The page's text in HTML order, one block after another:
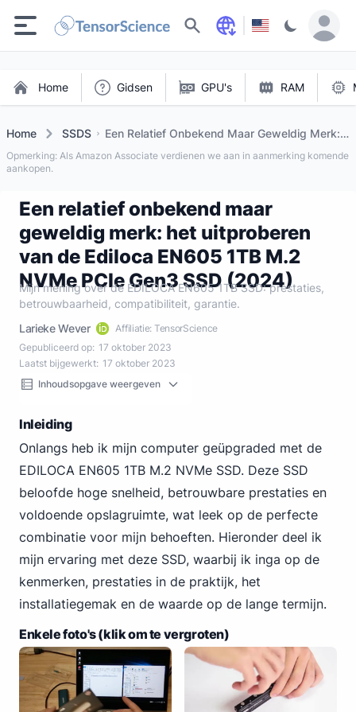
Zoeken
Home Gidsen GPU's RAM
Home SSDS
Een Relatief Onbekend Maar Geweldig Merk:
Het Uitproberen Van De Ediloca En605 1tb
Opmerking: Als Amazon Associate verdienen we aan in aanmerking komende
aankopen.
Een relatief onbekend maar
geweldig merk: het uitproberen
van de Ediloca EN605 1TB M.2
NVMe PCIe Gen3 SSD (2024)
Mijn mening over de EDILOCA EN605 1TB SSD: prestaties,
betrouwbaarheid, compatibiliteit, garantie.
Larieke Wever
Affiliatie: TensorScience
Gepubliceerd op: 17 oktober 2023
Laatst bijgewerkt: 17 oktober 2023
Inhoudsopgave weergeven
Inleiding
Onlangs heb ik mijn computer geüpgraded met de
EDILOCA EN605 1TB M.2 NVMe SSD. Deze SSD
beloofde hoge snelheid, betrouwbare prestaties en
voldoende opslagruimte, wat leek op de perfecte
combinatie voor mijn behoeften. Hieronder deel ik
mijn ervaring met deze SSD, waarbij ik inga op de
kenmerken, prestaties in de praktijk, het
installatiegemak en de waarde op de lange termijn.
Enkele foto's (klik om te vergroten)